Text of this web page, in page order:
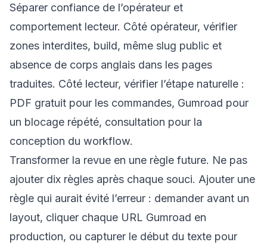
Séparer confiance de l’opérateur et
comportement lecteur. Côté opérateur, vérifier
zones interdites, build, même slug public et
absence de corps anglais dans les pages
traduites. Côté lecteur, vérifier l’étape naturelle :
PDF gratuit pour les commandes, Gumroad pour
un blocage répété, consultation pour la
conception du workflow.
Transformer la revue en une règle future. Ne pas
ajouter dix règles après chaque souci. Ajouter une
règle qui aurait évité l’erreur : demander avant un
layout, cliquer chaque URL Gumroad en
production, ou capturer le début du texte pour